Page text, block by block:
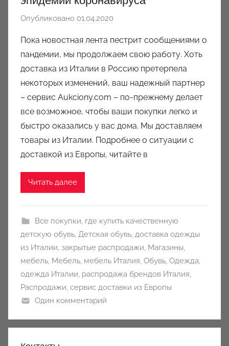
Опубликовано 01.04.2020
т
о
р
о
м
a
u
k
c
Пока новостная лента пестрит сообщениями о
пандемии, мы продолжаем свою работу. Хоть
доставка из Италии в Россию претерпела
некоторых изменений, ваш надежный партнер
– сервис Aukciony.com – по-прежнему делает
все возможное, чтобы ваши покупки легко и
быстро оказались у вас дома. Мы доставляем
товары из Италии. Подробнее о ситуации с
доставкой из Европы, читайте в
Читать далее
Все покупки, где купить качественную
детскую обувь, Детская обувь, доставка одежды
из Италии, закрытые распродажи, Магазины,
мебель, Мебель, мебель Италия, Обувь, Одежда,
одежда Италии, распродажа брендов Италия,
Распродажи, сервис доставки из Европы
Один комментарий